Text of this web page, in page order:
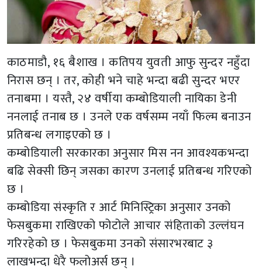
काठमाडौ, १६ बैशाख । कतिपय युवती आफु सुन्दर नहुँदा
निरास छन् । तर, कोही भने चाहे भन्दा बढी सुन्दर भएर
तनाबमा । यस्तै, २४ वर्षीया कम्बोडियाली नायिका डेनी
ननलाई तनाब छ । उनले एक वर्षसम्म नयाँ फिल्म बनाउन
प्रतिबन्ध लगाइएको छ ।
कम्बोडियाली सरकारका अनुसार मिस नन आवश्यकभन्दा
बढि सेक्सी छिन् जसका कारण उनलाई प्रतिबन्ध गरिएको
छ ।
कम्बोडिया संस्कृति र आर्ट मिनिस्ट्रिका अनुसार उनको
फेसबुकमा राखिएको फोटोले आचार संहिताको उल्लंघन
गरिरहेको छ । फेसबुकमा उनको संसारभरबाट ३
लाखभन्दा धेरै फलोअर्स छन् ।